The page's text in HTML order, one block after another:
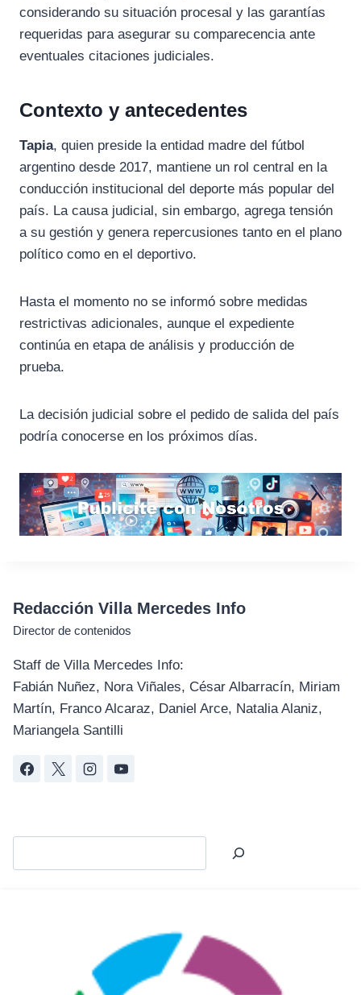
considerando su situación procesal y las garantías
requeridas para asegurar su comparecencia ante
eventuales citaciones judiciales.
Contexto y antecedentes
Tapia, quien preside la entidad madre del fútbol
argentino desde 2017, mantiene un rol central en la
conducción institucional del deporte más popular del
país. La causa judicial, sin embargo, agrega tensión
a su gestión y genera repercusiones tanto en el plano
político como en el deportivo.
Hasta el momento no se informó sobre medidas
restrictivas adicionales, aunque el expediente
continúa en etapa de análisis y producción de
prueba.
La decisión judicial sobre el pedido de salida del país
podría conocerse en los próximos días.
Redacción Villa Mercedes Info
Director de contenidos
Staff de Villa Mercedes Info:
Fabián Nuñez, Nora Viñales, César Albarracín, Miriam
Martín, Franco Alcaraz, Daniel Arce, Natalia Alaniz,
Mariangela Santilli